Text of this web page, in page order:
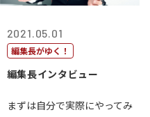
2021.05.01
編集長がゆく！
編集長インタビュー
まずは自分で実際にやってみ